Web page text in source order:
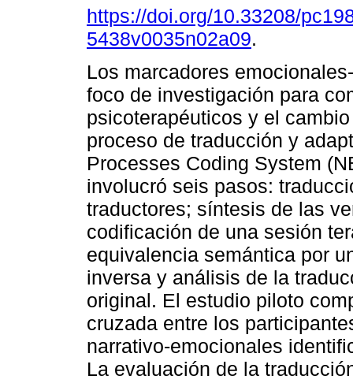
https://doi.org/10.33208/
5438v0035n02a09.
Los marcadores
foco de investigación para
psicoterapéuticos y el
proceso de traducción y
Processes Coding System
involucró seis pasos:
traductores; síntesis de las
codificación de una sesión
equivalencia semántica por
inversa y análisis de la
original. El estudio piloto
cruzada entre los
narrativo-emocionales
La evaluación de la